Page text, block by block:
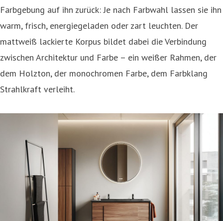
Farbgebung auf ihn zurück: Je nach Farbwahl lassen sie ihn
warm, frisch, energiegeladen oder zart leuchten. Der
mattweiß lackierte Korpus bildet dabei die Verbindung
zwischen Architektur und Farbe – ein weißer Rahmen, der
dem Holzton, der monochromen Farbe, dem Farbklang
Strahlkraft verleiht.